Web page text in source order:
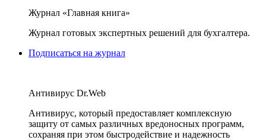
Журнал «Главная книга»
Журнал готовых экспертных решений для бухгалтера.
Подписаться на журнал
Антивирус Dr.Web
Антивирус, который предоставляет комплексную
защиту от самых различных вредоносных программ,
сохраняя при этом быстродействие и надежность